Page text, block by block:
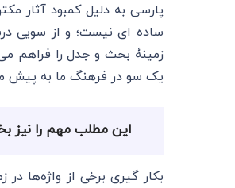
پارسی به دلیل کمبود آثار
ساده ای نیست؛ و از سویی
زمینۀ بحث و جدل را فراهم
یک سو در فرهنگ ما به پیش
این مطلب مهم را نیز
بکار گیری برخی از واژ‌ه‌ها در